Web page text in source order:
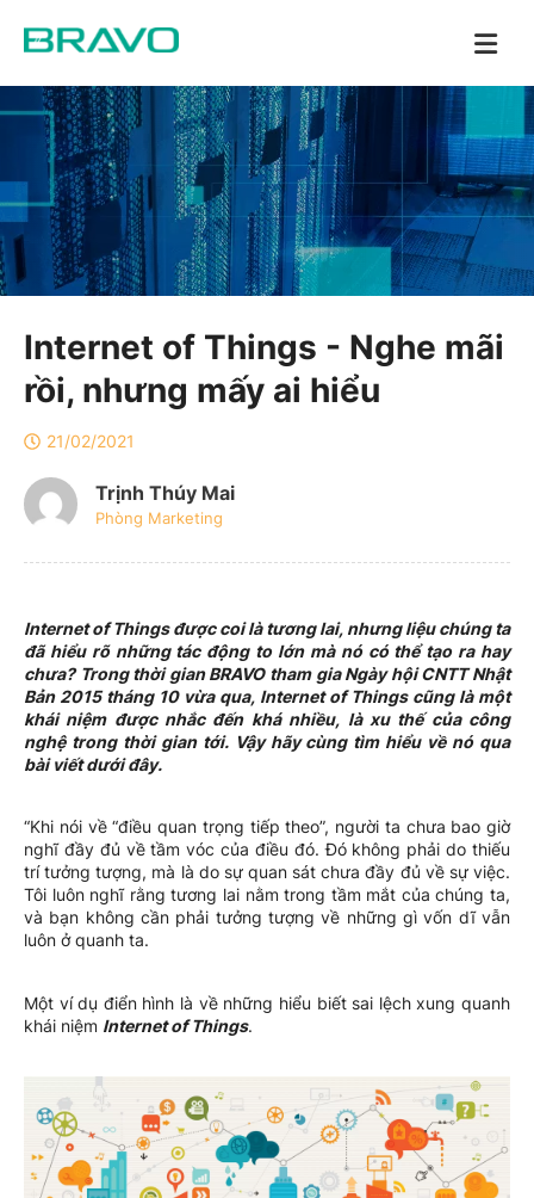
Internet of Things - Nghe mãi
rồi, nhưng mấy ai hiểu
21/02/2021
Trịnh Thúy Mai
Phòng Marketing
Internet of Things được coi là tương lai, nhưng liệu chúng ta
đã hiểu rõ những tác động to lớn mà nó có thể tạo ra hay
chưa? Trong thời gian BRAVO tham gia Ngày hội CNTT Nhật
Bản 2015 tháng 10 vừa qua, Internet of Things cũng là một
khái niệm được nhắc đến khá nhiều, là xu thế của công
nghệ trong thời gian tới. Vậy hãy cùng tìm hiểu về nó qua
bài viết dưới đây.
“Khi nói về “điều quan trọng tiếp theo”, người ta chưa bao giờ
nghĩ đầy đủ về tầm vóc của điều đó. Đó không phải do thiếu
trí tưởng tượng, mà là do sự quan sát chưa đầy đủ về sự việc.
Tôi luôn nghĩ rằng tương lai nằm trong tầm mắt của chúng ta,
và bạn không cần phải tưởng tượng về những gì vốn dĩ vẫn
luôn ở quanh ta.
Một ví dụ điển hình là về những hiểu biết sai lệch xung quanh
khái niệm Internet of Things.